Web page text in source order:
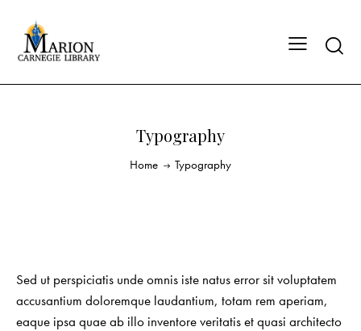
Typography
Home Typography
Sed ut perspiciatis unde omnis iste natus error sit voluptatem
accusantium doloremque laudantium, totam rem aperiam,
eaque ipsa quae ab illo inventore veritatis et quasi architecto